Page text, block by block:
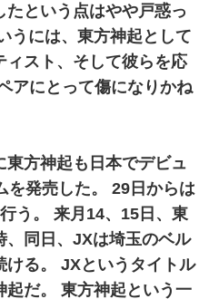
たという点はやや戸惑っ
うには、東方神起として
ィスト、そして彼らを応
アにとって傷になりかね
方神起も日本でデビュ
を発売した。 29日からは
う。 来月14、15日、東
、同日、JXは埼玉のベル
ける。 JXというタイトル
起だ。 東方神起という一